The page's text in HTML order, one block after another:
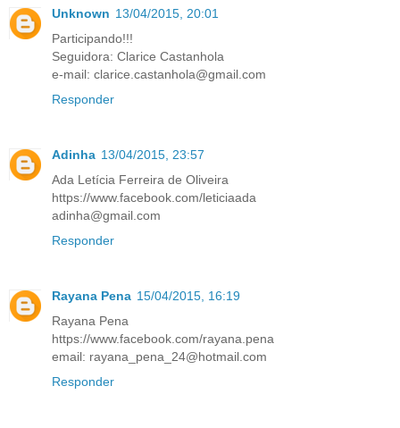
Unknown 13/04/2015, 20:01
Participando!!!
Seguidora: Clarice Castanhola
e-mail: clarice.castanhola@gmail.com
Responder
Adinha 13/04/2015, 23:57
Ada Letícia Ferreira de Oliveira
https://www.facebook.com/leticiaada
adinha@gmail.com
Responder
Rayana Pena 15/04/2015, 16:19
Rayana Pena
https://www.facebook.com/rayana.pena
email: rayana_pena_24@hotmail.com
Responder